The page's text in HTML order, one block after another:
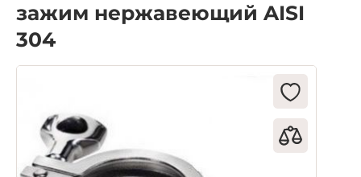
зажим нержавеющий AISI
304